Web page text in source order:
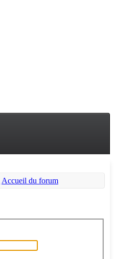
Accueil du forum